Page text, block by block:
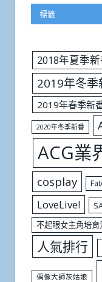
標籤
2018年夏季
2019年冬季
2019年春季新
2020年冬季新番
ACG業
cosplay
LoveLive!
不起眼女主角培育
人氣排行
偶像大師灰姑娘